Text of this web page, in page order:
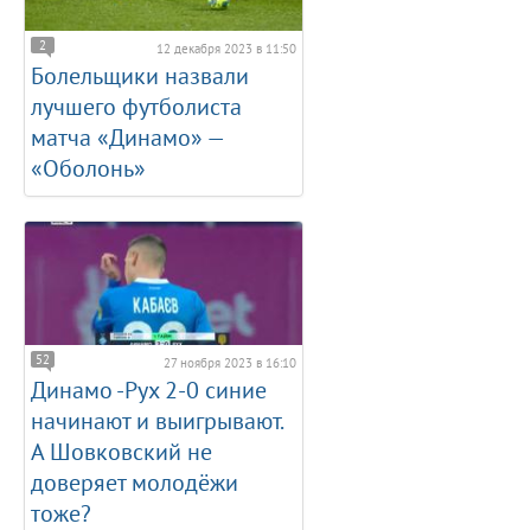
2 12 декабря 2023 в 11:50
Болельщики назвали
лучшего футболиста
матча «Динамо» —
«Оболонь»
52 27 ноября 2023 в 16:10
Динамо -Рух 2-0 синие
начинают и выигрывают.
А Шовковский не
доверяет молодёжи
тоже?